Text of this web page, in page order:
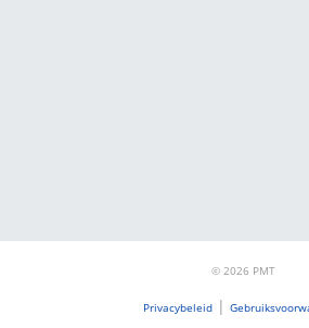
© 2026 PMT
Privacybeleid|